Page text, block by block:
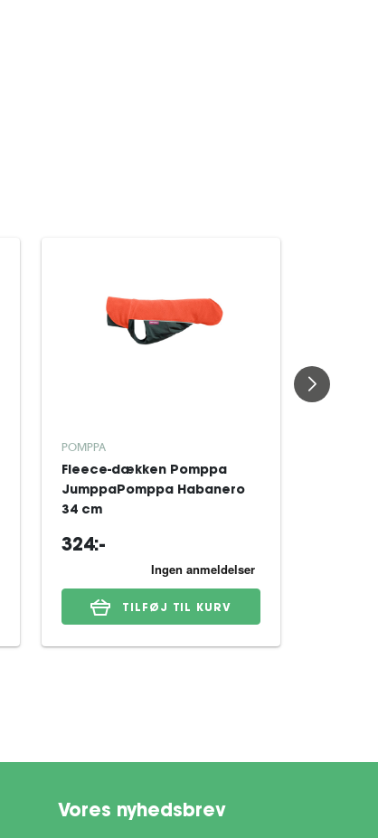
POMPPA
Fleece-dækken Pomppa
JumppaPomppa Habanero
34 cm
324:-
TILFØJ TIL KURV
Vores nyhedsbrev